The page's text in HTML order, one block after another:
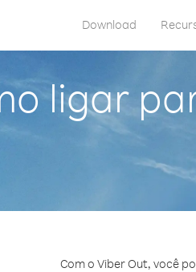
Download
ligar
Com o Viber Out, você